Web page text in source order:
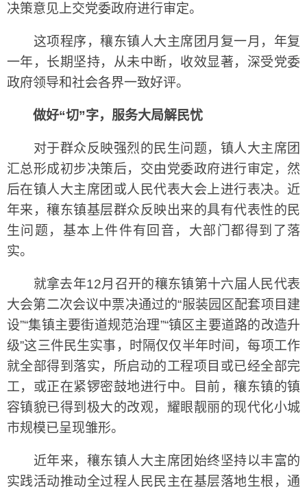
决策意见上交党委政府进行审定。
这项程序，穰东镇人大主席团月复一月，年复
一年，长期坚持，从未中断，收效显著，深受党委
政府领导和社会各界一致好评。
做好“切”字，服务大局解民忧
对于群众反映强烈的民生问题，镇人大主席团
汇总形成初步决策后，交由党委政府进行审定，然
后在镇人大主席团或人民代表大会上进行表决。近
年来，穰东镇基层群众反映出来的具有代表性的民
生问题，基本上件件有回音，大部门都得到了落
实。
就拿去年12月召开的穰东镇第十六届人民代表
大会第二次会议中票决通过的“服装园区配套项目建
设”“集镇主要街道规范治理”“镇区主要道路的改造升
级”这三件民生实事，时隔仅仅半年时间，每项工作
就全部得到落实，所启动的工程项目或已经全部完
工，或正在紧锣密鼓地进行中。目前，穰东镇的镇
容镇貌已得到极大的改观，耀眼靓丽的现代化小城
市规模已呈现雏形。
近年来，穰东镇人大主席团始终坚持以丰富的
实践活动推动全过程人民民主在基层落地生根，通